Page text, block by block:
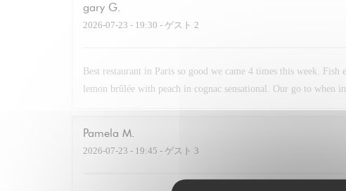
gary G
2026-07-23 - 19:30 - ゲスト 2
Best restaurant in Paris so good we came 4 times this week.
lemon brûlée with peach in cognac sensational. Our go to when
Pamela M
2026-07-23 - 19:45 - ゲスト 3